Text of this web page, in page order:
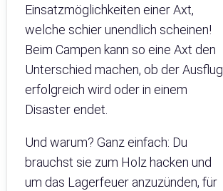
Einsatzmöglichkeiten einer Axt,
welche schier unendlich scheinen!
Beim Campen kann so eine Axt den
Unterschied machen, ob der Ausflug
erfolgreich wird oder in einem
Disaster endet.
Und warum? Ganz einfach: Du
brauchst sie zum Holz hacken und
um das Lagerfeuer anzuzünden, für